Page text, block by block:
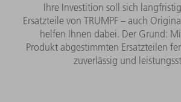
Ihre Investition soll sich
Ersatzteile von TRUMPF – auch
helfen Ihnen dabei. Der Grund:
Produkt abgestimmten Ersatzteilen
zuverlässig und